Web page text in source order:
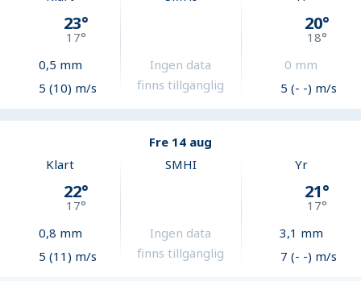
23°
17°
0,5 mm
5 (10) m/s
Ingen data
finns tillgänglig
20°
18°
0 mm
5 (- -) m/s
Fre 14 aug
Klart
22°
17°
0,8 mm
5 (11) m/s
SMHI
Ingen data
finns tillgänglig
Yr
21°
17°
3,1 mm
7 (- -) m/s